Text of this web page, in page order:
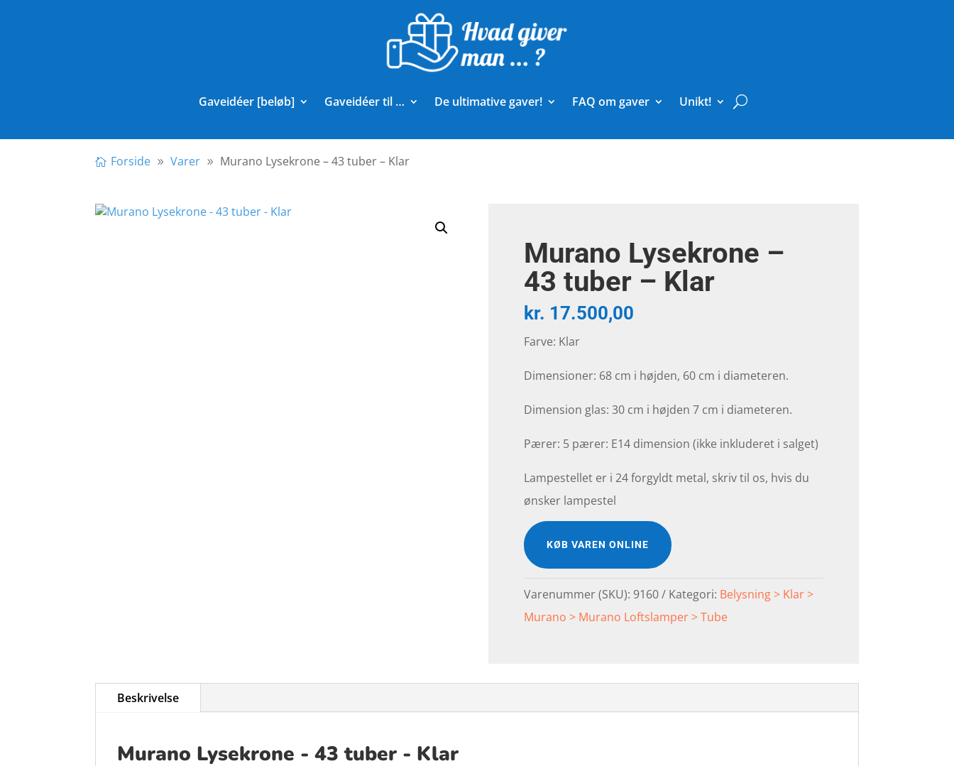
Gaveidéer [beløb] Gaveidéer til … De ultimative gaver! FAQ om gaver Unikt!
Forside Varer Murano Lysekrone – 43 tuber – Klar
Murano Lysekrone –
43 tuber – Klar
kr. 17.500,00
Farve: Klar
Dimensioner: 68 cm i højden, 60 cm i diameteren.
Dimension glas: 30 cm i højden 7 cm i diameteren.
Pærer: 5 pærer: E14 dimension (ikke inkluderet i salget)
Lampestellet er i 24 forgyldt metal, skriv til os, hvis du
ønsker lampestel
KØB VAREN ONLINE
Varenummer (SKU): 9160 Kategori: Belysning > Klar >
Murano > Murano Loftslamper > Tube
Beskrivelse
Murano Lysekrone - 43 tuber - Klar